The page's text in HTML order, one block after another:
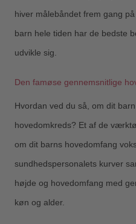
hiver målebåndet frem gang
barn hele tiden har de bedste
udvikle sig.
Den famøse gennemsnitlige
Hvordan ved du så, om dit
hovedomkreds? Et af de
om dit barns hovedomfang
sundhedspersonalets kurver
højde og hovedomfang med
køn og alder.